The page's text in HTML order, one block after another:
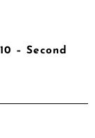
– Second